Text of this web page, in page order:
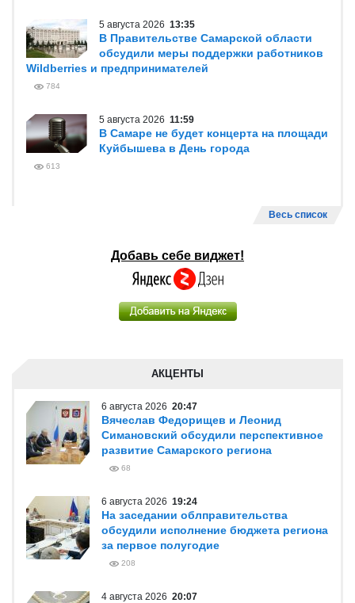
5 августа 2026 13:35
В Правительстве Самарской области
обсудили меры поддержки работников
Wildberries и предпринимателей
784
5 августа 2026 11:59
В Самаре не будет концерта на площади
Куйбышева в День города
613
Весь список
Добавь себе виджет!
АКЦЕНТЫ
6 августа 2026 20:47
Вячеслав Федорищев и Леонид
Симановский обсудили перспективное
развитие Самарского региона
68
6 августа 2026 19:24
На заседании облправительства
обсудили исполнение бюджета региона
за первое полугодие
208
4 августа 2026 20:07